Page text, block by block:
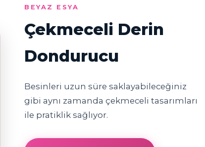
BEYAZ ESYA
Çekmeceli Derin
Dondurucu
Besinleri uzun süre saklayabileceğiniz
gibi aynı zamanda çekmeceli tasarımları
ile pratiklik sağlıyor.